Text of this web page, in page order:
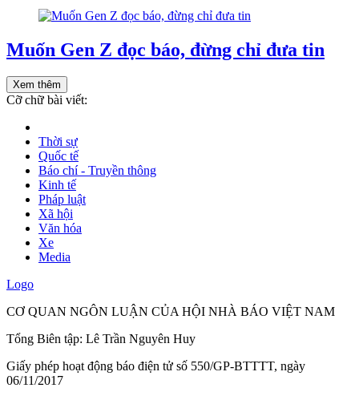
Muốn Gen Z đọc báo, đừng chỉ đưa tin
Xem thêm
Cỡ chữ bài viết:
Thời sự
Quốc tế
Báo chí - Truyền thông
Kinh tế
Pháp luật
Xã hội
Văn hóa
Xe
Media
Logo
CƠ QUAN NGÔN LUẬN CỦA HỘI NHÀ BÁO VIỆT NAM
Tổng Biên tập: Lê Trần Nguyên Huy
Giấy phép hoạt động báo điện tử số 550/GP-BTTTT, ngày
06/11/2017